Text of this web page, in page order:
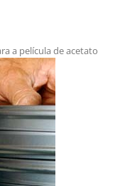
a película de acetato